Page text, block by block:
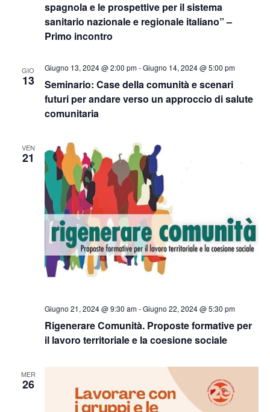
spagnola e le prospettive per il sistema
sanitario nazionale e regionale italiano” –
Primo incontro
GIO
13
Seminario: Case della comunità e scenari
futuri per andare verso un approccio di salute
comunitaria
Giugno 13, 2024 @ 2:00 pm-Giugno 14, 2024 @ 5:00 pm
VEN
21
Rigenerare Comunità. Proposte formative per
il lavoro territoriale e la coesione sociale
Giugno 21, 2024 @ 9:30 am-Giugno 22, 2024 @ 5:30 pm
MER
26